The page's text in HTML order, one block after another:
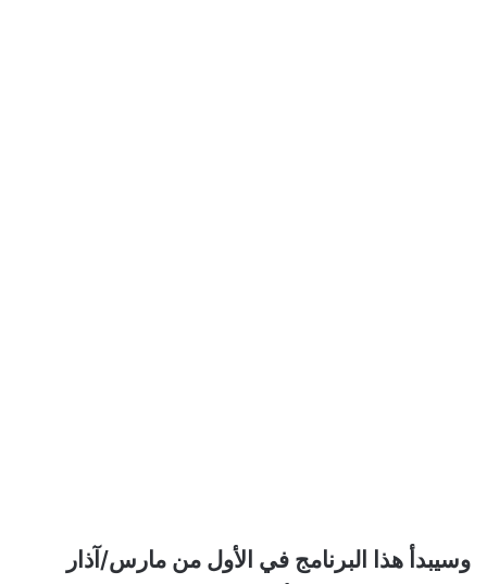
وسيبدأ هذا البرنامج في الأول من مارس/آذار